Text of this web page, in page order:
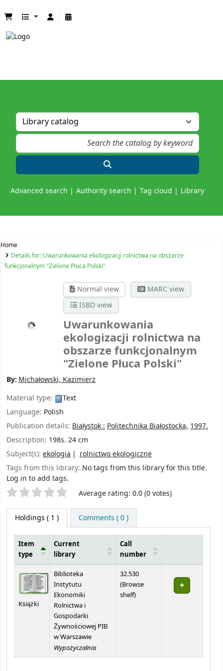
Advanced search Authority search Tag cloud Library
Home
Details for: Uwarunkowania ekologizacji rolnictwa na obszarze
funkcjonalnym "Zielone Płuca Polski"
Normal view
MARC view
ISBD view
Uwarunkowania
ekologizacji rolnictwa na
obszarze funkcjonalnym
"Zielone Płuca Polski"
By: Michałowski, Kazimierz
Material type:
Text
Language: Polish
Publication details: Białystok :Politechnika Białostocka,1997.
Description: 198s. 24 cm
Subject(s): ekologia
rolnictwo ekologiczne
Tags from this library: No tags from this library for this title.
Log in to add tags.
Star ratings Average rating: 0.0 (0 votes)
Holdings ( 1 ) Comments ( 0 )
Item
type
Current
library
Call
number
Książki
Biblioteka
Instytutu
Ekonomiki
Rolnictwa i
Gospodarki
Żywnościowej PIB
w Warszawie
Wypożyczalnia
32.530
(Browse
shelf(Opens below)
)